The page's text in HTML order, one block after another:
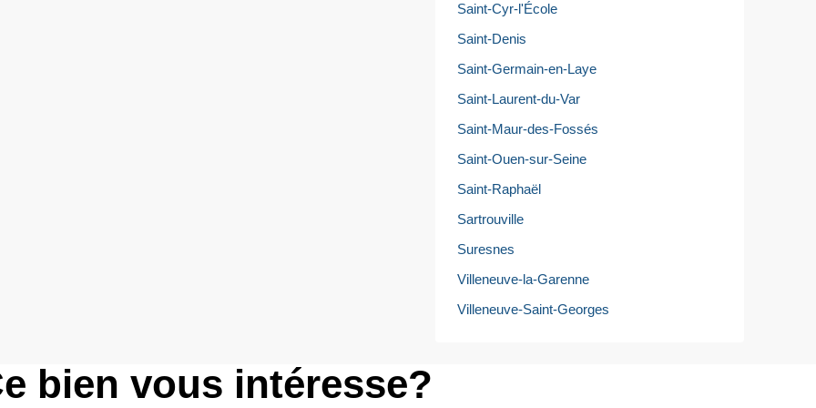
Saint-Cyr-l'École
Saint-Denis
Saint-Germain-en-Laye
Saint-Laurent-du-Var
Saint-Maur-des-Fossés
Saint-Ouen-sur-Seine
Saint-Raphaël
Sartrouville
Suresnes
Villeneuve-la-Garenne
Villeneuve-Saint-Georges
bien vous intéresse?